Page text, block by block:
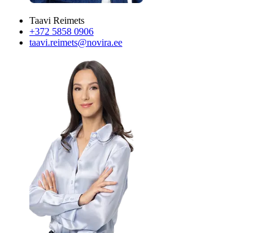
Taavi Reimets
+372 5858 0906
taavi.reimets@novira.ee